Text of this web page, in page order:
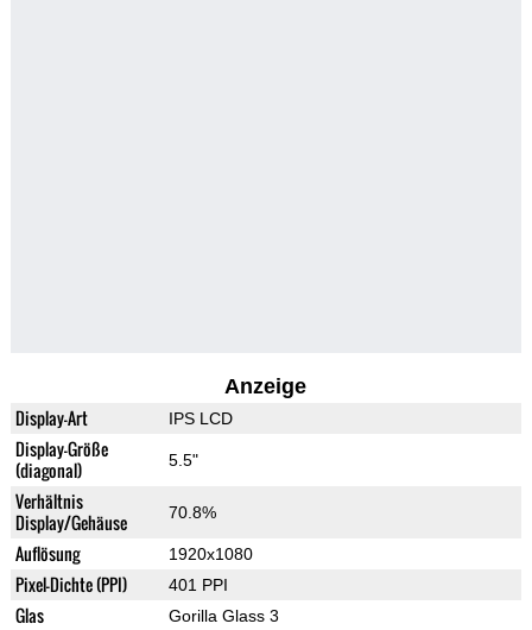
Anzeige
Display-Art IPS LCD
Display-Größe
(diagonal)
5.5"
Verhältnis
Display/Gehäuse
70.8%
Auflösung 1920x1080
Pixel-Dichte (PPI) 401 PPI
Glas Gorilla Glass 3